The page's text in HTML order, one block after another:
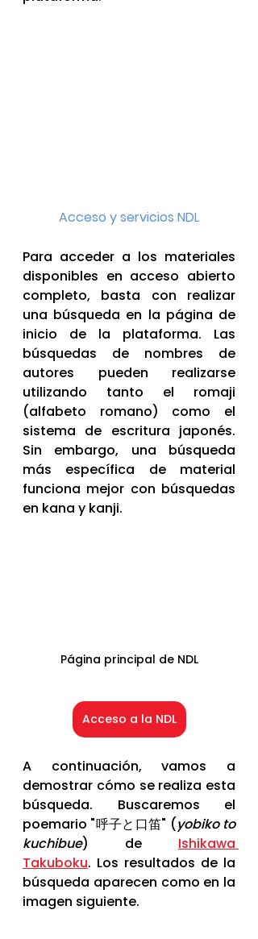
Acceso y servicios NDL
Para acceder a los materiales
disponibles en acceso abierto
completo, basta con realizar
una búsqueda en la página de
inicio de la plataforma. Las
búsquedas de nombres de
autores pueden realizarse
utilizando tanto el romaji
(alfabeto romano) como el
sistema de escritura japonés.
Sin embargo, una búsqueda
más específica de material
funciona mejor con búsquedas
en kana y kanji.
Página principal de NDL
Acceso a la NDL
A continuación, vamos a
demostrar cómo se realiza esta
búsqueda. Buscaremos el
poemario "呼子と口笛" (yobiko to
kuchibue) de Ishikawa
Takuboku. Los resultados de la
búsqueda aparecen como en la
imagen siguiente.